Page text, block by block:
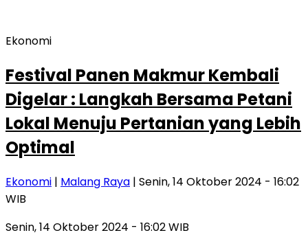
Ekonomi
Festival Panen Makmur Kembali
Digelar : Langkah Bersama Petani
Lokal Menuju Pertanian yang Lebih
Optimal
Ekonomi | Malang Raya | Senin, 14 Oktober 2024 - 16:02
WIB
Senin, 14 Oktober 2024 - 16:02 WIB